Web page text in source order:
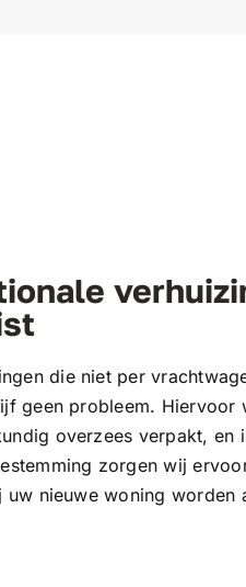
die niet per
geen probleem. Hiervoor
overzees verpakt, en
zorgen wij
uw nieuwe woning worden